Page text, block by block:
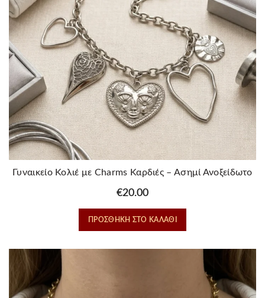
Γυναικείο Κολιέ με Charms Καρδιές – Ασημί Ανοξείδωτο
€20.00
ΠΡΟΣΘΉΚΗ ΣΤΟ ΚΑΛΆΘΙ